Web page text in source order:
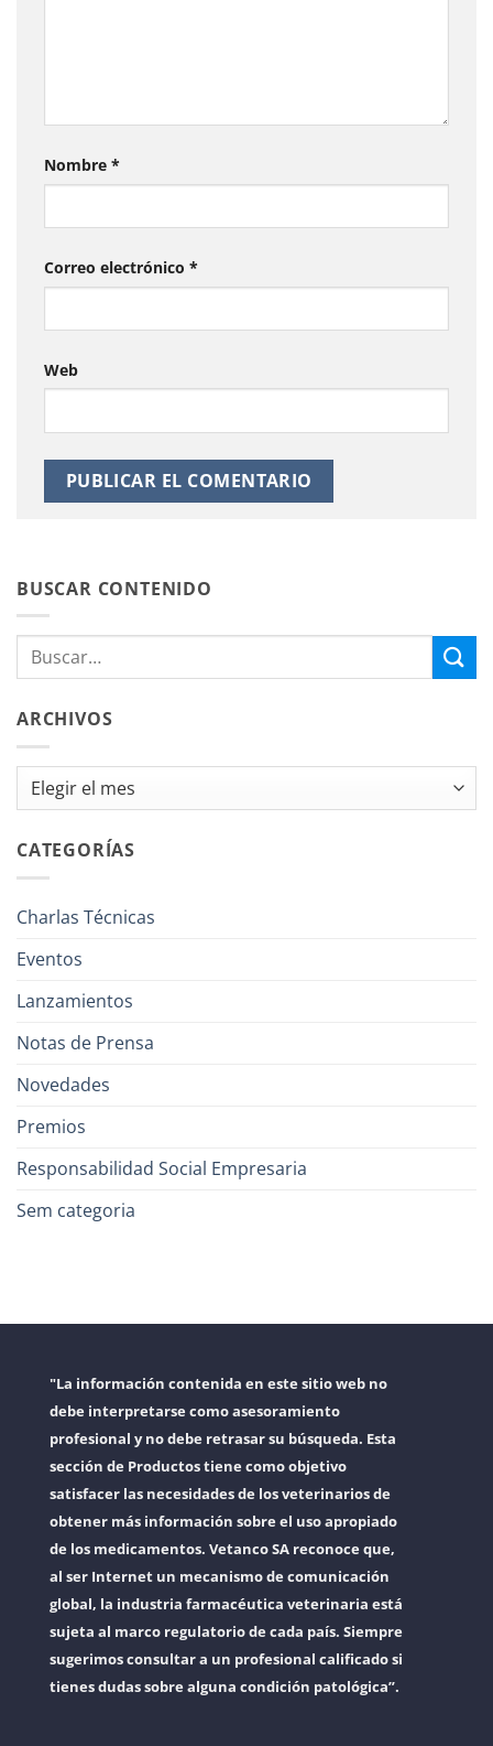
Nombre *
Correo electrónico *
Web
BUSCAR CONTENIDO
ARCHIVOS
Archivos
CATEGORÍAS
Charlas Técnicas
Eventos
Lanzamientos
Notas de Prensa
Novedades
Premios
Responsabilidad Social Empresaria
Sem categoria
"La información contenida en este sitio web no
debe interpretarse como asesoramiento
profesional y no debe retrasar su búsqueda. Esta
sección de Productos tiene como objetivo
satisfacer las necesidades de los veterinarios de
obtener más información sobre el uso apropiado
de los medicamentos. Vetanco SA reconoce que,
al ser Internet un mecanismo de comunicación
global, la industria farmacéutica veterinaria está
sujeta al marco regulatorio de cada país. Siempre
sugerimos consultar a un profesional calificado si
tienes dudas sobre alguna condición patológica”.